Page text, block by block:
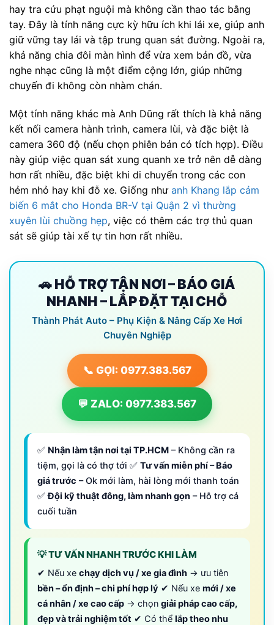
hay tra cứu phạt nguội mà không cần thao tác bằng
tay. Đây là tính năng cực kỳ hữu ích khi lái xe, giúp anh
giữ vững tay lái và tập trung quan sát đường. Ngoài ra,
khả năng chia đôi màn hình để vừa xem bản đồ, vừa
nghe nhạc cũng là một điểm cộng lớn, giúp những
chuyến đi không còn nhàm chán.
Một tính năng khác mà Anh Dũng rất thích là khả năng
kết nối camera hành trình, camera lùi, và đặc biệt là
camera 360 độ (nếu chọn phiên bản có tích hợp). Điều
này giúp việc quan sát xung quanh xe trở nên dễ dàng
hơn rất nhiều, đặc biệt khi di chuyển trong các con
hẻm nhỏ hay khi đỗ xe. Giống như anh Khang lắp cảm
biến 6 mắt cho Honda BR-V tại Quận 2 vì thường
xuyên lùi chuồng hẹp, việc có thêm các trợ thủ quan
sát sẽ giúp tài xế tự tin hơn rất nhiều.
🚗 HỖ TRỢ TẬN NƠI – BÁO GIÁ
NHANH – LẮP ĐẶT TẠI CHỖ
Thành Phát Auto – Phụ Kiện & Nâng Cấp Xe Hơi
Chuyên Nghiệp
📞 GỌI: 0977.383.567
💬 ZALO: 0977.383.567
✅ Nhận làm tận nơi tại TP.HCM – Không cần ra
tiệm, gọi là có thợ tới ✅ Tư vấn miễn phí – Báo
giá trước – Ok mới làm, hài lòng mới thanh toán
✅Đội kỹ thuật đông, làm nhanh gọn – Hỗ trợ cả
cuối tuần
💡 TƯ VẤN NHANH TRƯỚC KHI LÀM
✔ Nếu xe chạy dịch vụ / xe gia đình → ưu tiên
bền – ổn định – chi phí hợp lý ✔ Nếu xe mới / xe
cá nhân / xe cao cấp → chọn giải pháp cao cấp,
đẹp và trải nghiệm tốt ✔ Có thể lắp theo nhu